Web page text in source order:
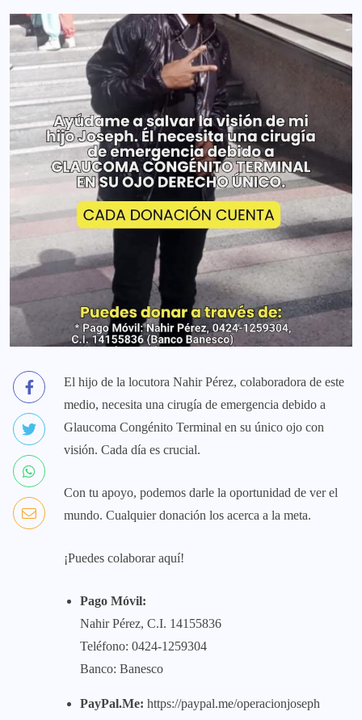
El hijo de la locutora Nahir Pérez, colaboradora de este
medio, necesita una cirugía de emergencia debido a
Glaucoma Congénito Terminal en su único ojo con
visión. Cada día es crucial.
Con tu apoyo, podemos darle la oportunidad de ver el
mundo. Cualquier donación los acerca a la meta.
¡Puedes colaborar aquí!
Pago Móvil:
Nahir Pérez, C.I. 14155836
Teléfono: 0424-1259304
Banco: Banesco
PayPal.Me: https://paypal.me/operacionjoseph